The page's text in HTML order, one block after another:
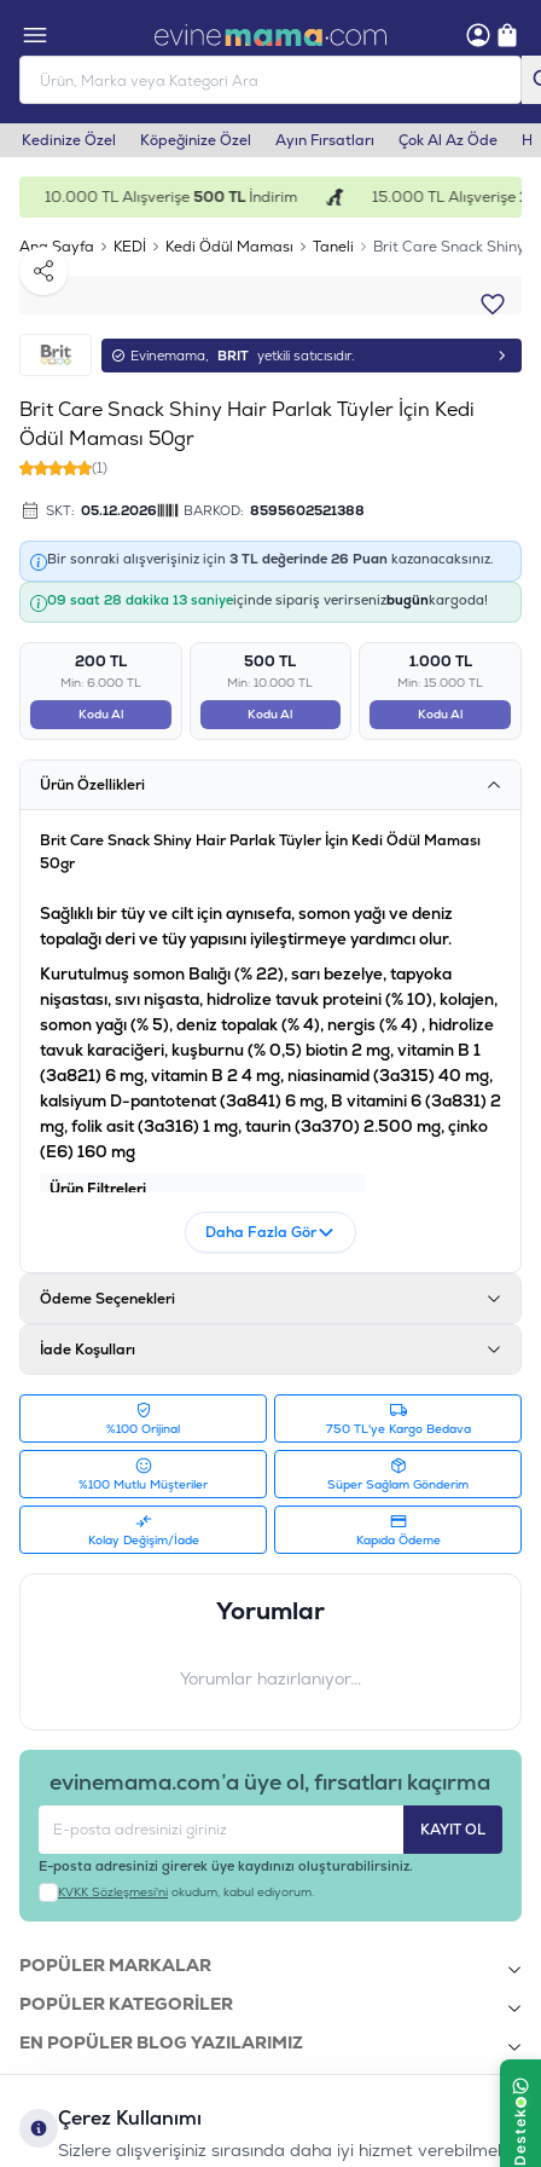
Kedinize Özel Köpeğinize Özel Ayın Fırsatları Çok Al Az Öde
10.000 TL Alışverişe500 TLİndirim 15.000 TL Alışverişe
Ana Sayfa KEDİ Kedi Ödül Maması Taneli
Brit Care Snack Shiny
Paylaş
Evinemama, BRIT yetkili satıcısıdır.
Brit Care Snack Shiny Hair Parlak Tüyler İçin Kedi
Ödül Maması 50gr
(1)
SKT: 05.12.2026 BARKOD: 8595602521388
Bir sonraki alışverişiniz için 3 TL değerinde 26 Puan kazanacaksınız.
09 saat 28 dakika 13 saniyeiçinde sipariş verirsenizbugünkargoda!
200 TL
Min: 6.000 TL
Kodu Al
500 TL
Min: 10.000 TL
Kodu Al
1.000 TL
Min: 15.000 TL
Kodu Al
Ürün Özellikleri
Brit Care Snack Shiny Hair Parlak Tüyler İçin Kedi Ödül Maması
50gr
Sağlıklı bir tüy ve cilt için aynısefa, somon yağı ve deniz
topalağı deri ve tüy yapısını iyileştirmeye yardımcı olur.
Kurutulmuş somon Balığı (% 22), sarı bezelye, tapyoka
nişastası, sıvı nişasta, hidrolize tavuk proteini (% 10), kolajen,
somon yağı (% 5), deniz topalak (% 4), nergis (% 4) , hidrolize
tavuk karaciğeri, kuşburnu (% 0,5) biotin 2 mg, vitamin B 1
(3a821) 6 mg, vitamin B 2 4 mg, niasinamid (3a315) 40 mg,
kalsiyum D-pantotenat (3a841) 6 mg, B vitamini 6 (3a831) 2
mg, folik asit (3a316) 1 mg, taurin (3a370) 2.500 mg, çinko
(E6) 160 mg
Ürün Filtreleri
:
8595602521388
Tedarikçi Ürün Kodu
:
B11264
Ürün Etiketleri
#ödül maması
Daha Fazla Gör
Ödeme Seçenekleri
İade Koşulları
%100 Orijinal 750 TL'ye Kargo Bedava
%100 Mutlu Müşteriler Süper Sağlam Gönderim
Kolay Değişim/İade Kapıda Ödeme
Yorumlar
Yorumlar hazırlanıyor...
evinemama.com’a üye ol, fırsatları kaçırma
KAYIT OL
E-posta adresinizi girerek üye kaydınızı oluşturabilirsiniz.
KVKK Sözleşmesi'ni okudum, kabul ediyorum.
POPÜLER MARKALAR
POPÜLER KATEGORILER
EN POPÜLER BLOG YAZILARIMIZ
KURUMSAL
Çerez Kullanımı
Sizlere alışverişiniz sırasında daha iyi hizmet verebilmek